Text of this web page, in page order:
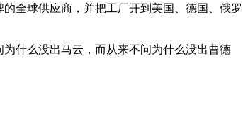
全球供应商，并把工厂开到美国、德国、俄罗
什么没出马云，而从来不问为什么没出曹德